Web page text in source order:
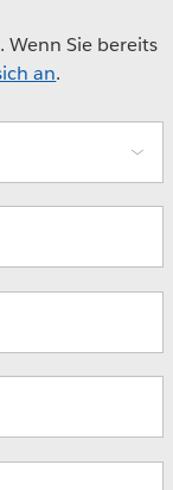
Sie bereits
an.